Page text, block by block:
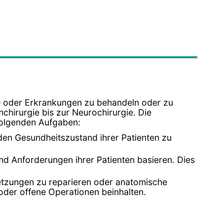
Erkrankungen zu behandeln oder zu
bis zur Neurochirurgie. Die
Aufgaben:
Gesundheitszustand ihrer Patienten zu
Anforderungen ihrer Patienten basieren. Dies
zu reparieren oder anatomische
offene Operationen beinhalten.